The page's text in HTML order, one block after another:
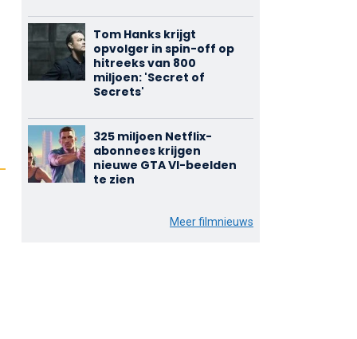
Tom Hanks krijgt
opvolger in spin-off op
hitreeks van 800
miljoen: 'Secret of
Secrets'
325 miljoen Netflix-
abonnees krijgen
nieuwe GTA VI-beelden
te zien
Meer filmnieuws